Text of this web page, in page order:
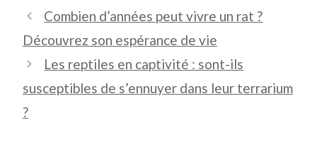
Combien d’années peut vivre un rat ?
Découvrez son espérance de vie
Les reptiles en captivité : sont-ils
susceptibles de s’ennuyer dans leur terrarium
?